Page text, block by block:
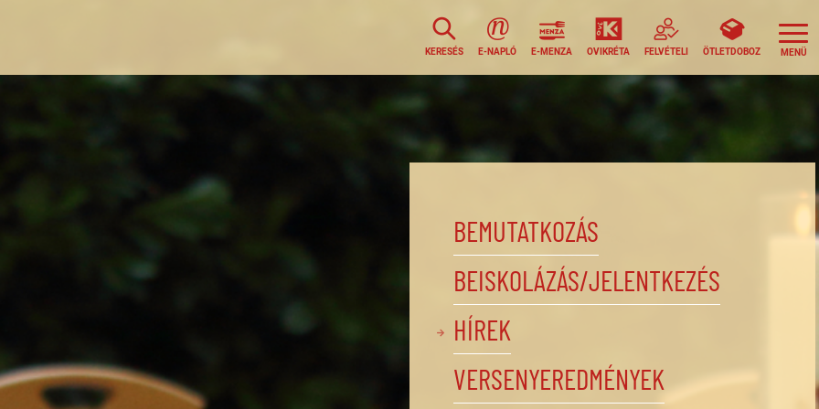
KERESÉS E-NAPLÓ E-MENZA OVIKRÉTA FELVÉTELI ÖTLETDOBOZ
BEMUTATKOZÁS
BEISKOLÁZÁS/JELENTKEZÉS
HÍREK
VERSENYEREDMÉNYEK